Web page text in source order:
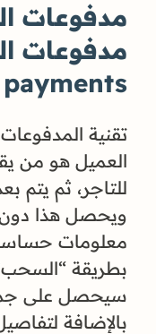
مدفوعات
تقنية
العميل هو من
للتاجر، ثم يتم
ويحصل هذا
معلومات
بطريقة
سيحصل على
بالإضافة